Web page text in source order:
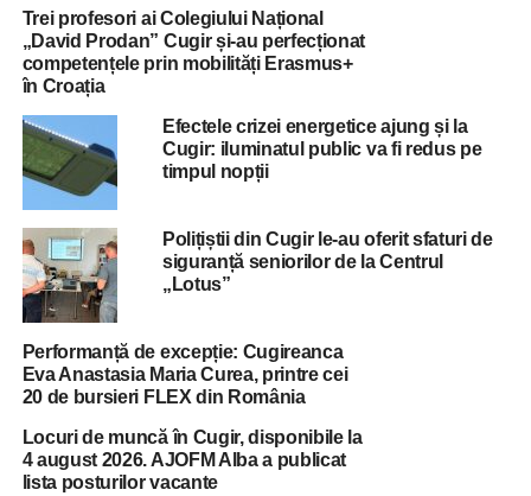
Trei profesori ai Colegiului Național
„David Prodan” Cugir și-au perfecționat
competențele prin mobilități Erasmus+
în Croația
Efectele crizei energetice ajung și la
Cugir: iluminatul public va fi redus pe
timpul nopții
Polițiștii din Cugir le-au oferit sfaturi de
siguranță seniorilor de la Centrul
„Lotus”
Performanță de excepție: Cugireanca
Eva Anastasia Maria Curea, printre cei
20 de bursieri FLEX din România
Locuri de muncă în Cugir, disponibile la
4 august 2026. AJOFM Alba a publicat
lista posturilor vacante